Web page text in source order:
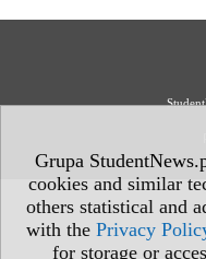
Grupa
cookies and similar
others statistical and
with the Privacy
for storage or